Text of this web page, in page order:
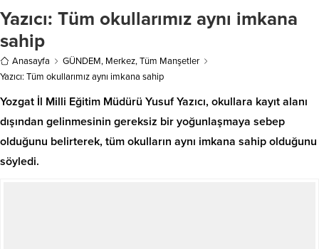
Yazıcı: Tüm okullarımız aynı imkana
sahip
Anasayfa GÜNDEM, Merkez,Tüm Manşetler
Yazıcı: Tüm okullarımız aynı imkana sahip
Yozgat İl Milli Eğitim Müdürü Yusuf Yazıcı, okullara kayıt alanı
dışından gelinmesinin gereksiz bir yoğunlaşmaya sebep
olduğunu belirterek, tüm okulların aynı imkana sahip olduğunu
söyledi.